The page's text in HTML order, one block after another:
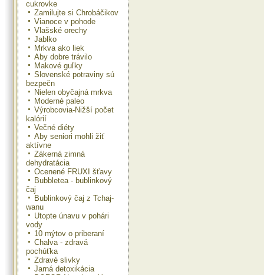
cukrovke
Zamilujte si Chrobáčikov
Vianoce v pohode
Vlašské orechy
Jablko
Mrkva ako liek
Aby dobre trávilo
Makové guľky
Slovenské potraviny sú
bezpečn
Nielen obyčajná mrkva
Moderné paleo
Výrobcovia-Nižší počet
kalórií
Večné diéty
Aby seniori mohli žiť
aktívne
Zákerná zimná
dehydratácia
Ocenené FRUXI šťavy
Bubbletea - bublinkový
čaj
Bublinkový čaj z Tchaj-
wanu
Utopte únavu v pohári
vody
10 mýtov o priberaní
Chalva - zdravá
pochúťka
Zdravé slivky
Jarná detoxikácia